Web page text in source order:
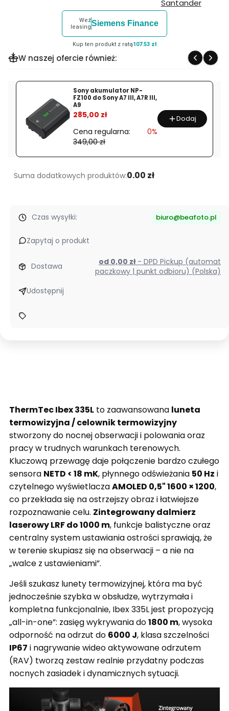
Thermtec
PROMOCJA
Weź
leasingSiemens Finance
Kup ten produkt z ratą107.53 zł
W naszej ofercie również:
%
Sony akumulator NP-
FZ100 do Sony A7 III, A7R III,
A9
285,00 zł
Cena regularna:
349,00 zł
0%
Dodaj
Suma dodatkowych produktów:0.00 zł
Czas wysyłki: biuro@beafoto.pl
Zapytaj o produkt
Dostawa od 0,00 zł - DPD Pickup (automat
paczkowy | punkt odbioru) (Polska)
Udostępnij
ThermTec Ibex 335L to zaawansowana luneta
termowizyjna / celownik termowizyjny
stworzony do nocnej obserwacji i polowania oraz
pracy w trudnych warunkach terenowych.
Kluczową przewagę daje połączenie bardzo czułego
sensora NETD < 18 mK, płynnego odświeżania 50 Hz i
czytelnego wyświetlaczaAMOLED 0,5" 1600 × 1200,
co przekłada się na ostrzejszy obraz i łatwiejsze
rozpoznawanie celu. Zintegrowany dalmierz
laserowy LRF do 1000 m, funkcje balistyczne oraz
centralny system ustawiania ostrości sprawiają, że
w terenie skupiasz się na obserwacji – a nie na
„walce z ustawieniami”.
Jeśli szukasz lunety termowizyjnej, która ma być
jednocześnie szybka w obsłudze, wytrzymała i
kompletna funkcjonalnie, Ibex 335L jest propozycją
„all-in-one”: zasięg wykrywania do1800 m, wysoka
odporność na odrzut do 6000 J, klasa szczelności
IP67 i nagrywanie wideo aktywowane odrzutem
(RAV) tworzą zestaw realnie przydatny podczas
nocnych zasiadek i dynamicznych sytuacji.